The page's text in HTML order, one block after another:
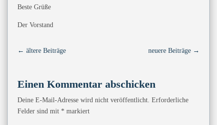
Beste Grüße
Der Vorstand
← ältere Beiträge neuere Beiträge →
Einen Kommentar abschicken
Deine E-Mail-Adresse wird nicht veröffentlicht. Erforderliche
Felder sind mit * markiert